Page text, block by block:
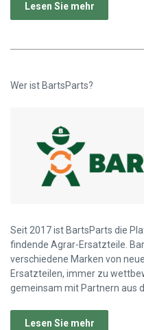
Lesen Sie mehr
Wer ist BartsParts?
Seit 2017 ist BartsParts die
findende Agrar-Ersatzteile.
verschiedene Marken von
Ersatzteilen, immer zu
gemeinsam mit Partnern aus
Lesen Sie mehr